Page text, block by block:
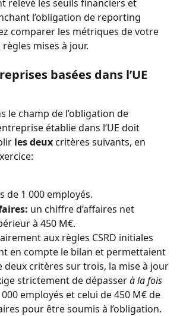
relevé les seuils financiers et
l’obligation de reporting
comparer les métriques de votre
mises à jour.
basées dans l’UE
le champ de l’obligation de
établie dans l’UE doit
les deux critères suivants, en
de 1 000 employés.
un chiffre d’affaires net
à 450 M€.
aux règles CSRD initiales
en compte le bilan et permettaient
deux critères sur trois, la mise à jour
strictement de dépasser à la fois
employés et celui de 450 M€ de
pour être soumis à l’obligation.